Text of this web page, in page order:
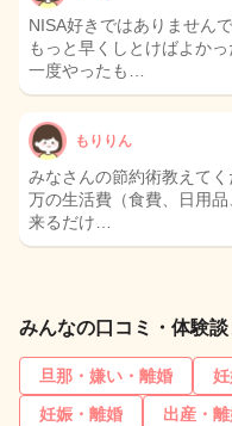
NISA好きではありません
もっと早くしとけばよか
一度やったも…
もりりん
みなさんの節約術教えて
万の生活費（食費、日用
来るだけ…
みんなの口コミ・体験
旦那・嫌い・離婚
妊娠・離婚
出産・